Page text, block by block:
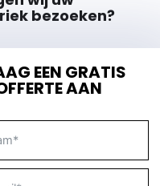
bezoeken?
EEN GRATIS
AAN